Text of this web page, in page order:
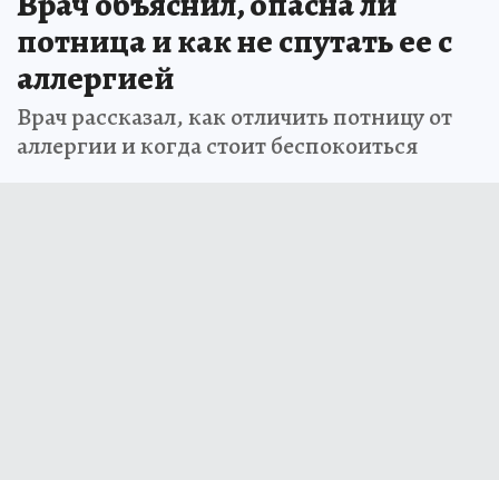
потница и как не спутать ее с
аллергией
Врач рассказал, как отличить потницу от
аллергии и когда стоит беспокоиться